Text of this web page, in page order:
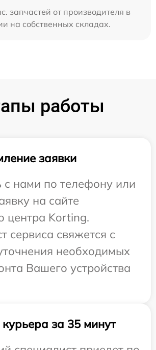
запчастей от производителя в
на собственных складах.
работы
заявки
с нами по телефону или
на сайте
центра Korting.
сервиса свяжется с
необходимых
Вашего устройства
за 35 минут